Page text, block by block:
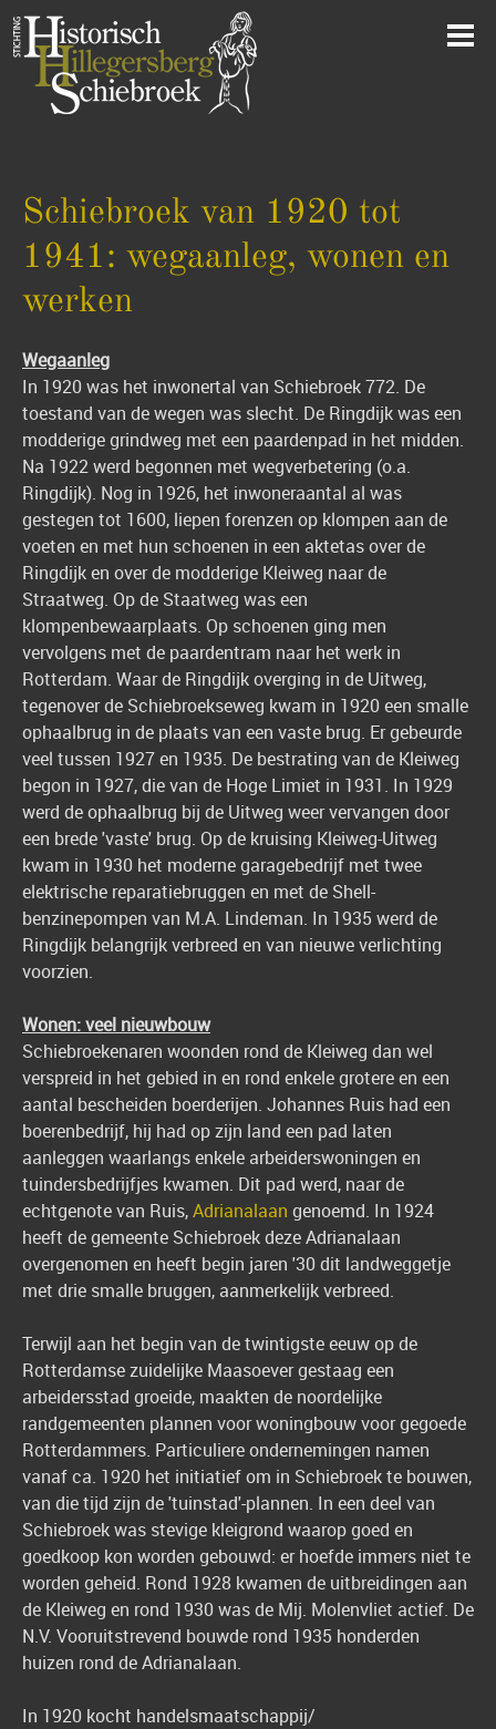
Schiebroek van 1920 tot
1941: wegaanleg, wonen en
werken
Wegaanleg
In 1920 was het inwonertal van Schiebroek 772. De
toestand van de wegen was slecht. De Ringdijk was een
modderige grindweg met een paardenpad in het midden.
Na 1922 werd begonnen met wegverbetering (o.a.
Ringdijk). Nog in 1926, het inwoneraantal al was
gestegen tot 1600, liepen forenzen op klompen aan de
voeten en met hun schoenen in een aktetas over de
Ringdijk en over de modderige Kleiweg naar de
Straatweg. Op de Staatweg was een
klompenbewaarplaats. Op schoenen ging men
vervolgens met de paardentram naar het werk in
Rotterdam. Waar de Ringdijk overging in de Uitweg,
tegenover de Schiebroekseweg kwam in 1920 een smalle
ophaalbrug in de plaats van een vaste brug. Er gebeurde
veel tussen 1927 en 1935. De bestrating van de Kleiweg
begon in 1927, die van de Hoge Limiet in 1931. In 1929
werd de ophaalbrug bij de Uitweg weer vervangen door
een brede 'vaste' brug. Op de kruising Kleiweg-Uitweg
kwam in 1930 het moderne garagebedrijf met twee
elektrische reparatiebruggen en met de Shell-
benzinepompen van M.A. Lindeman. In 1935 werd de
Ringdijk belangrijk verbreed en van nieuwe verlichting
voorzien.
Wonen: veel nieuwbouw
Schiebroekenaren woonden rond de Kleiweg dan wel
verspreid in het gebied in en rond enkele grotere en een
aantal bescheiden boerderijen. Johannes Ruis had een
boerenbedrijf, hij had op zijn land een pad laten
aanleggen waarlangs enkele arbeiderswoningen en
tuindersbedrijfjes kwamen. Dit pad werd, naar de
echtgenote van Ruis,Adrianalaan genoemd. In 1924
heeft de gemeente Schiebroek deze Adrianalaan
overgenomen en heeft begin jaren '30 dit landweggetje
met drie smalle bruggen, aanmerkelijk verbreed.
Terwijl aan het begin van de twintigste eeuw op de
Rotterdamse zuidelijke Maasoever gestaag een
arbeidersstad groeide, maakten de noordelijke
randgemeenten plannen voor woningbouw voor gegoede
Rotterdammers. Particuliere ondernemingen namen
vanaf ca. 1920 het initiatief om in Schiebroek te bouwen,
van die tijd zijn de 'tuinstad'-plannen. In een deel van
Schiebroek was stevige kleigrond waarop goed en
goedkoop kon worden gebouwd: er hoefde immers niet te
worden geheid. Rond 1928 kwamen de uitbreidingen aan
de Kleiweg en rond 1930 was de Mij. Molenvliet actief. De
N.V. Vooruitstrevend bouwde rond 1935 honderden
huizen rond de Adrianalaan.
In 1920 kocht handelsmaatschappij/